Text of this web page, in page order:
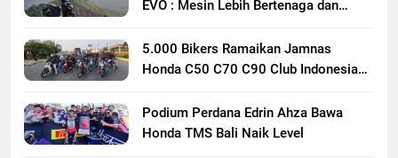
EVO : Mesin Lebih Bertenaga dan
5.000 Bikers Ramaikan Jamnas
Honda C50 C70 C90 Club Indonesia
Persaudaraan Pecinta Motor Klasik
Honda
Podium Perdana Edrin Ahza Bawa
Honda TMS Bali Naik Level